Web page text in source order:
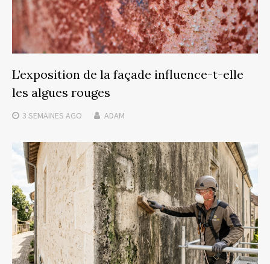
L’exposition de la façade influence-t-elle
les algues rouges
3 SEMAINES AGO ADAM